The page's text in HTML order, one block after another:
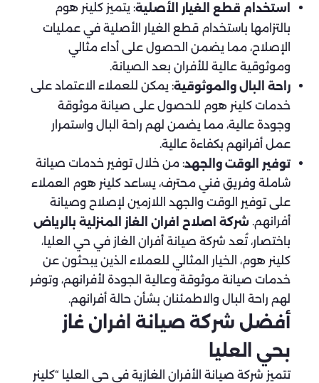
استخدام قطع الغيار الأصلية: يتميز كلينر هوم
بالتزامها باستخدام قطع الغيار الأصلية في عمليات
الإصلاح، مما يضمن الحصول على أداء مثالي
وموثوقية عالية للأفران بعد الصيانة.
راحة البال والموثوقية: يمكن للعملاء الاعتماد على
خدمات كلينر هوم للحصول على صيانة موثوقة
وجودة عالية، مما يضمن لهم راحة البال واستمرار
عمل أفرانهم بكفاءة عالية.
توفير الوقت والجهد: من خلال توفير خدمات صيانة
شاملة وفريق فني محترف، يساعد كلينر هوم العملاء
على توفير الوقت والجهد اللازمين لإصلاح وصيانة
أفرانهم. شركة اصلاح افران الغاز المنزلية بالرياض
باختصار، تُعد شركة صيانة أفران الغاز في حي العليا،
كلينر هوم، الخيار المثالي للعملاء الذين يبحثون عن
خدمات صيانة موثوقة وعالية الجودة لأفرانهم، وتوفر
لهم راحة البال والاطمئنان بشأن حالة أفرانهم.
أفضل شركة صيانة افران غاز
بحي العليا
تتميز شركة صيانة الأفران الغازية في حي العليا “كلينر